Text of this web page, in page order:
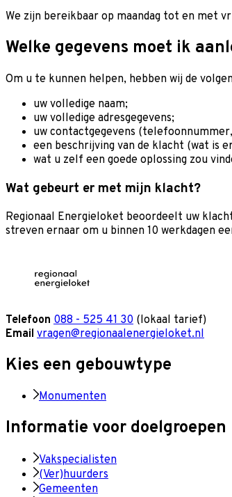
We zijn bereikbaar op maan­dag tot en met
Welke gegevens moet ik
Om u te kunnen helpen, hebben wij de
uw volledige naam;
uw volledige adresgegevens;
uw contactgegevens
een be­schrij­ving van de klacht (wat is
wat u zelf een goe­de op­los­sing zou
Wat gebeurt er met mijn klacht?
Regionaal Energieloket beoordeelt uw
streven ernaar om u binnen 10 werkdagen
Telefoon 088 - 525 41 30 (lokaal tarief)
Email vragen@regionaalenergieloket.nl
Kies een gebouwtype
Monumenten
Informatie voor doelgroepen
Vakspecialisten
(Ver)huurders
Gemeenten